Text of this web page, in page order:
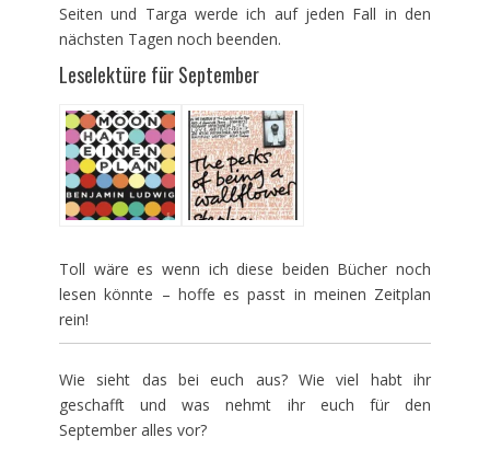
Seiten und Targa werde ich auf jeden Fall in den
nächsten Tagen noch beenden.
Leselektüre für September
Toll wäre es wenn ich diese beiden Bücher noch
lesen könnte – hoffe es passt in meinen Zeitplan
rein!
Wie sieht das bei euch aus? Wie viel habt ihr
geschafft und was nehmt ihr euch für den
September alles vor?